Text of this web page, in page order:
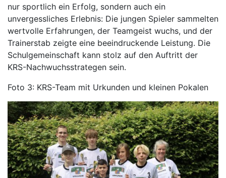
nur sportlich ein Erfolg, sondern auch ein
unvergessliches Erlebnis: Die jungen Spieler sammelten
wertvolle Erfahrungen, der Teamgeist wuchs, und der
Trainerstab zeigte eine beeindruckende Leistung. Die
Schulgemeinschaft kann stolz auf den Auftritt der
KRS-Nachwuchsstrategen sein.
Foto 3: KRS-Team mit Urkunden und kleinen Pokalen